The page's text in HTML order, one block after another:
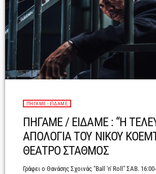
ΠΉΓΑΜΕ - ΕΊΔΑΜΕ
ΠΗΓΑΜΕ / ΕΙΔΑΜΕ : “Η
ΑΠΟΛΟΓΙΑ ΤΟΥ ΝΙΚΟΥ
ΘΕΑΤΡΟ ΣΤΑΘΜΟΣ
Γράφει ο Θανάσης Σχοινάς "Ball 'n' Roll" ΣΑΒ.